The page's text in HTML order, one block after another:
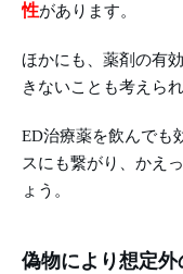
性があります。
ほかにも、薬剤の有
きないことも考えられ
ED治療薬を飲んでも
スにも繋がり、かえ
ょう。
偽物により想定